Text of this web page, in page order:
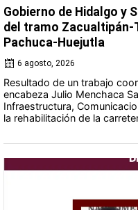
Gobierno de Hidalgo y
del tramo
Pachuca-Huejutla
6 agosto, 2026
Resultado de un trabajo
encabeza Julio Menchaca
Infraestructura,
la rehabilitación de la